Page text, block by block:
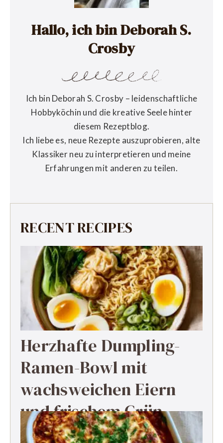
Hallo, ich bin Deborah S.
Crosby
Ich bin Deborah S. Crosby – leidenschaftliche
Hobbyköchin und die kreative Seele hinter
diesem Rezeptblog.
Ich liebe es, neue Rezepte auszuprobieren, alte
Klassiker neu zu interpretieren und meine
Erfahrungen mit anderen zu teilen.
RECENT RECIPES
Herzhafte Dumpling-
Ramen-Bowl mit
wachsweichen Eiern
und frischem Grün